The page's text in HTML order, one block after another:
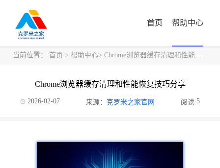
首页 帮助中心
当前位置： 首页 > 帮助中心> Chrome浏览器缓存清理和性能恢复技巧分享
Chrome浏览器缓存清理和性能恢复技巧分享
2026-02-07 来源： 克罗米之家官网 阅读:5